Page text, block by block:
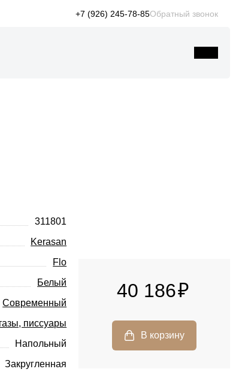
+7 (926) 245-78-85Обратный звонок
311801
Kerasan
Flo
Белый
Современный
писсуары
Напольный
Закругленная
40 186